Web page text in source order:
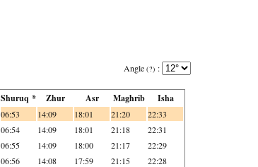
Angle (?) :
Shuruq * Zhur Asr Maghrib Isha
06:53 14:09 18:01 21:20 22:33
06:54 14:09 18:01 21:18 22:31
06:55 14:09 18:00 21:17 22:29
06:56 14:08 17:59 21:15 22:28